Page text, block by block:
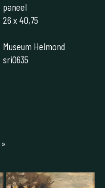
paneel
26 x 40,75
Museum Helmond
sri0635
»